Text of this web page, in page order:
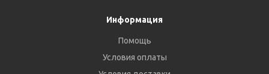
Информация
Помощь
Условия оплаты